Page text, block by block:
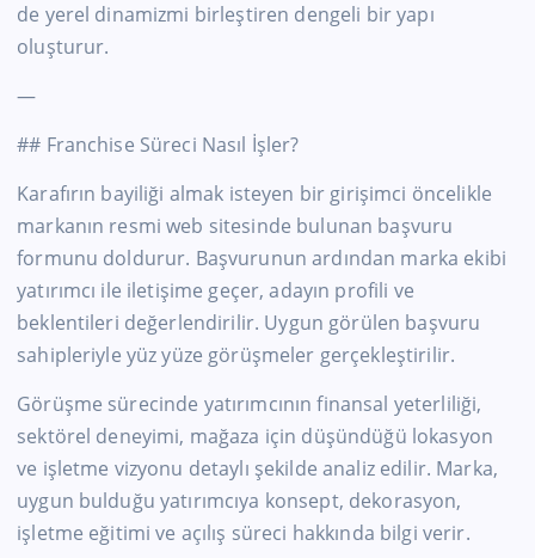
de yerel dinamizmi birleştiren dengeli bir yapı
oluşturur.
—
## Franchise Süreci Nasıl İşler?
Karafırın bayiliği almak isteyen bir girişimci öncelikle
markanın resmi web sitesinde bulunan başvuru
formunu doldurur. Başvurunun ardından marka ekibi
yatırımcı ile iletişime geçer, adayın profili ve
beklentileri değerlendirilir. Uygun görülen başvuru
sahipleriyle yüz yüze görüşmeler gerçekleştirilir.
Görüşme sürecinde yatırımcının finansal yeterliliği,
sektörel deneyimi, mağaza için düşündüğü lokasyon
ve işletme vizyonu detaylı şekilde analiz edilir. Marka,
uygun bulduğu yatırımcıya konsept, dekorasyon,
işletme eğitimi ve açılış süreci hakkında bilgi verir.